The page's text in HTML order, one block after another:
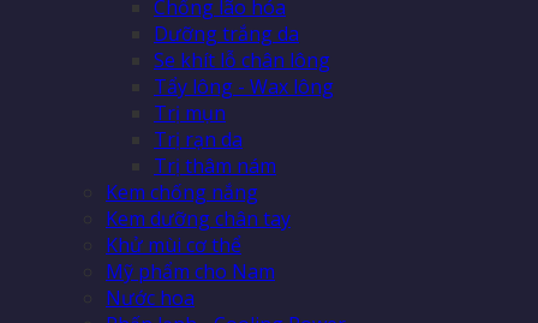
Chống lão hóa
Dưỡng trắng da
Se khít lỗ chân lông
Tẩy lông - Wax lông
Trị mụn
Trị rạn da
Trị thâm nám
Kem chống nắng
Kem dưỡng chân tay
Khử mùi cơ thể
Mỹ phẩm cho Nam
Nước hoa